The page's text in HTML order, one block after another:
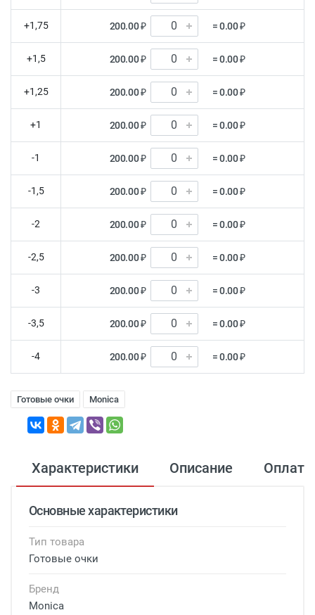
+1,75 200.00 ₽ = 0.00 ₽
+1,5 200.00 ₽ = 0.00 ₽
+1,25 200.00 ₽ = 0.00 ₽
+1 200.00 ₽ = 0.00 ₽
-1 200.00 ₽ = 0.00 ₽
-1,5 200.00 ₽ = 0.00 ₽
-2 200.00 ₽ = 0.00 ₽
-2,5 200.00 ₽ = 0.00 ₽
-3 200.00 ₽ = 0.00 ₽
-3,5 200.00 ₽ = 0.00 ₽
-4 200.00 ₽ = 0.00 ₽
Готовые очки Monica
Характеристики Описание Оплата
Основные характеристики
Тип товара
Готовые очки
Бренд
Monica